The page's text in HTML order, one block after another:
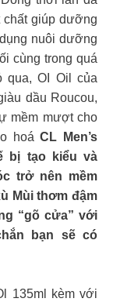
chất giúp dưỡng
nuôi dưỡng
cùng trong quá
qua, OI Oil của
dầu Roucou,
mềm mượt cho
hoáCL Men’s
bị tạo kiểu và
trở nên mềm
Mùi thơm đậm
“gõ cửa” với
bạn sẽ có
135ml kèm với